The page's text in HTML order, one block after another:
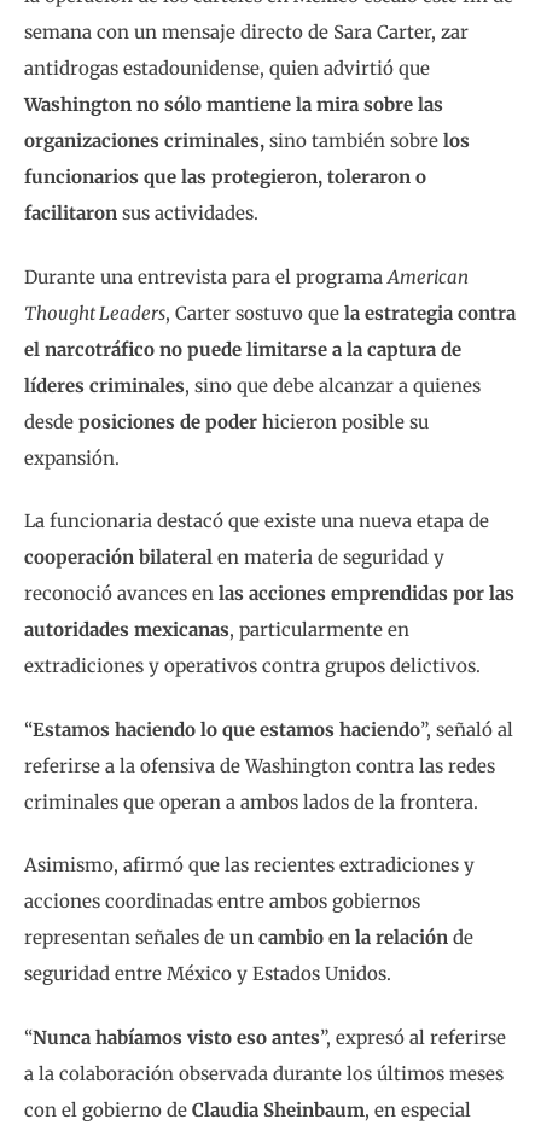
semana con un mensaje directo de Sara Carter, zar
antidrogas estadounidense, quien advirtió que
Washington no sólo mantiene la mira sobre las
organizaciones criminales, sino también sobre los
funcionarios que las protegieron, toleraron o
facilitaron sus actividades.
Durante una entrevista para el programaAmerican
Thought Leaders, Carter sostuvo que la estrategia contra
el narcotráfico no puede limitarse a la captura de
líderes criminales, sino que debe alcanzar a quienes
desde posiciones de poder hicieron posible su
expansión.
La funcionaria destacó que existe una nueva etapa de
cooperación bilateral en materia de seguridad y
reconoció avances en las acciones emprendidas por las
autoridades mexicanas, particularmente en
extradiciones y operativos contra grupos delictivos.
“Estamos haciendo lo que estamos haciendo”, señaló al
referirse a la ofensiva de Washington contra las redes
criminales que operan a ambos lados de la frontera.
Asimismo, afirmó que las recientes extradiciones y
acciones coordinadas entre ambos gobiernos
representan señales de un cambio en la relación de
seguridad entre México y Estados Unidos.
“Nunca habíamos visto eso antes”, expresó al referirse
a la colaboración observada durante los últimos meses
con el gobierno de Claudia Sheinbaum, en especial